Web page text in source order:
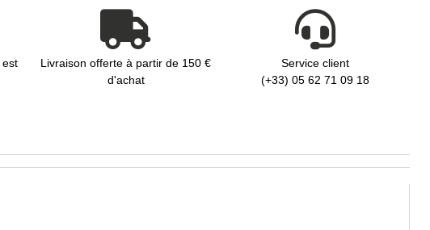
est
Livraison offerte à partir de 150 €
d'achat
Service client
(+33) 05 62 71 09 18